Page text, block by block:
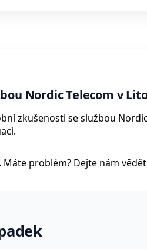
Nordic Telecom v
zkušenosti se službou
problém? Dejte nám